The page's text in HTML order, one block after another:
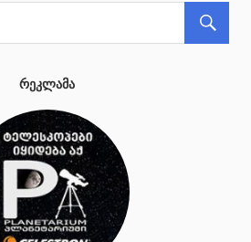
ᲠᲔᲙᲚᲐᲛᲐ